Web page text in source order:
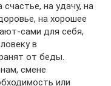
на удачу, на
на хорошее
сами для себя,
в
от беды.
смене
или